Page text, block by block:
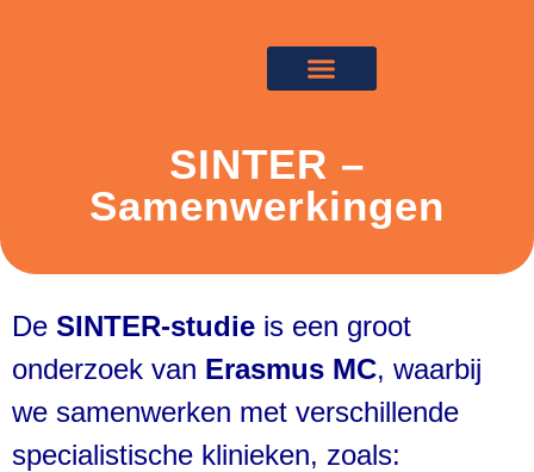
SINTER –
Samenwerkingen
De SINTER-studie is een groot
onderzoek van Erasmus MC, waarbij
we samenwerken met verschillende
specialistische klinieken, zoals: